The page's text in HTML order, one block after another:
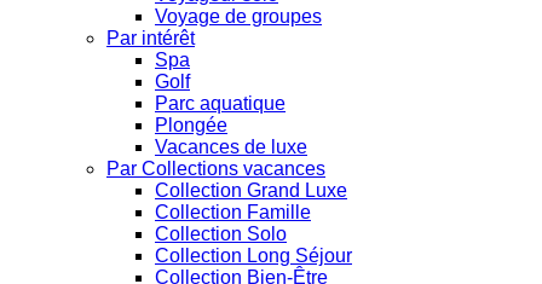
Voyage de groupes
Par intérêt
Spa
Golf
Parc aquatique
Plongée
Vacances de luxe
Par Collections vacances
Collection Grand Luxe
Collection Famille
Collection Solo
Collection Long Séjour
Collection Bien-Être